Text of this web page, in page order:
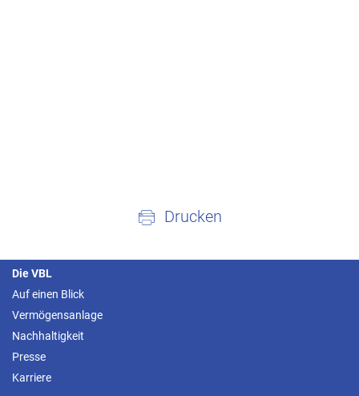
Drucken
Die VBL
Auf einen Blick
Vermögensanlage
Nachhaltigkeit
Presse
Karriere